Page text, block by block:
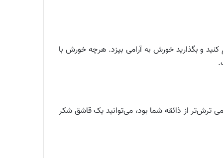
کنید و بگذارید خورش به آرامی بپزد. هرچه خورش با
ترش‌تر از ذائقه شما بود، می‌توانید یک قاشق شکر